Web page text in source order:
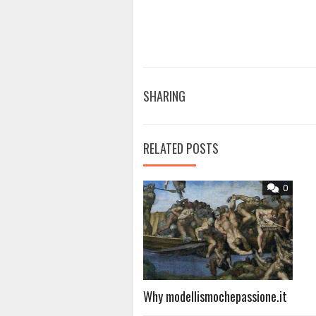
SHARING
RELATED POSTS
0
Why modellismochepassione.it